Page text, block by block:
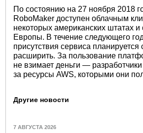
По состоянию на 27 ноября 2018
RoboMaker доступен облачным
некоторых американских штатах и
Европы. В течение следующего
присутствия сервиса
расширить. За пользование
не взимает деньги — разработчики
за ресурсы AWS, которыми они
Другие новости
7 АВГУСТА 2026